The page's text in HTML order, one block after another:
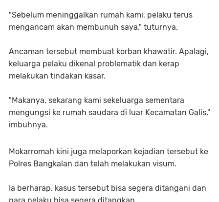
"Sebelum meninggalkan rumah kami, pelaku terus
mengancam akan membunuh saya," tuturnya.
Ancaman tersebut membuat korban khawatir. Apalagi,
keluarga pelaku dikenal problematik dan kerap
melakukan tindakan kasar.
"Makanya, sekarang kami sekeluarga sementara
mengungsi ke rumah saudara di luar Kecamatan Galis,"
imbuhnya.
Mokarromah kini juga melaporkan kejadian tersebut ke
Polres Bangkalan dan telah melakukan visum.
Ia berharap, kasus tersebut bisa segera ditangani dan
para pelaku bisa segera ditangkap.